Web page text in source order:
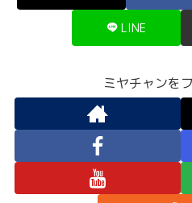
LINE
ミヤチャンを